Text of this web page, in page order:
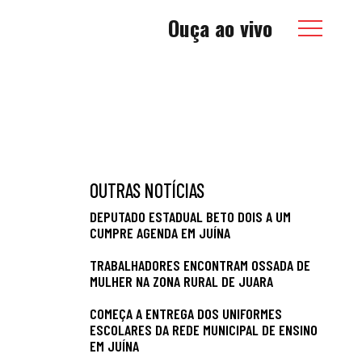
Ouça ao vivo
OUTRAS NOTÍCIAS
DEPUTADO ESTADUAL BETO DOIS A UM
CUMPRE AGENDA EM JUÍNA
TRABALHADORES ENCONTRAM OSSADA DE
MULHER NA ZONA RURAL DE JUARA
COMEÇA A ENTREGA DOS UNIFORMES
ESCOLARES DA REDE MUNICIPAL DE ENSINO
EM JUÍNA